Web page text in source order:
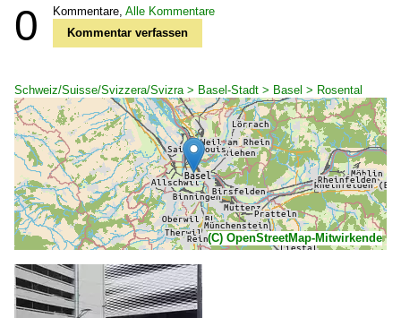
0 Kommentare, Alle Kommentare
Kommentar verfassen
Schweiz/Suisse/Svizzera/Svizra > Basel-Stadt > Basel > Rosental
(C) OpenStreetMap-Mitwirkende